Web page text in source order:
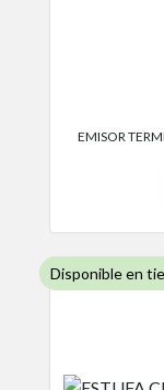
EMISOR
Disponible en